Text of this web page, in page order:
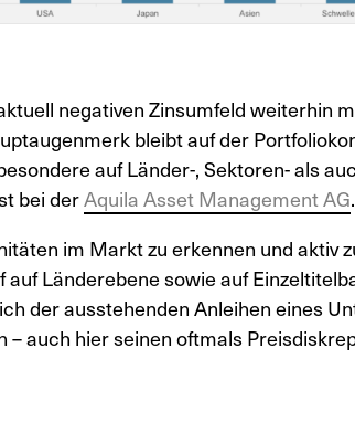
negativen Zinsumfeld weiterhin
bleibt auf der
auf Länder-, Sektoren- als
bei derAquila Asset Management AG.
im Markt zu erkennen und aktiv
Länderebene sowie auf
der ausstehenden Anleihen eines
auch hier seinen oftmals